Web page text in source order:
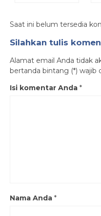
Saat ini belum tersedia
Silahkan tulis
Alamat email Anda tidak
bertanda bintang (*) wajib
Isi komentar Anda *
Nama Anda *